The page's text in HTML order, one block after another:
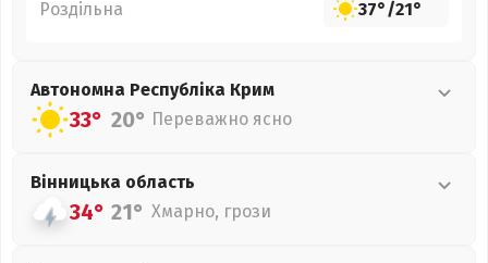
Роздільна 37°/21°
Автономна Республіка Крим
33° 20° Переважно ясно
Вінницька область
34° 21° Хмарно, грози